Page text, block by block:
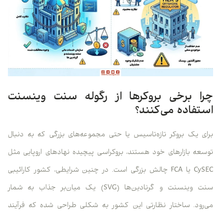
چرا برخی بروکرها از رگوله سنت وینسنت
استفاده می‌کنند؟
برای یک بروکر تازه‌تاسیس یا حتی مجموعه‌های بزرگی که به دنبال
توسعه بازارهای خود هستند، بروکراسی پیچیده نهادهای اروپایی مثل
CySEC یا FCA چالش بزرگی است. در چنین شرایطی، کشور کارائیبی
سنت وینسنت و گرنادین‌ها (SVG) یک میان‌بر جذاب به شمار
می‌رود. ساختار نظارتی این کشور به شکلی طراحی شده که فرآیند